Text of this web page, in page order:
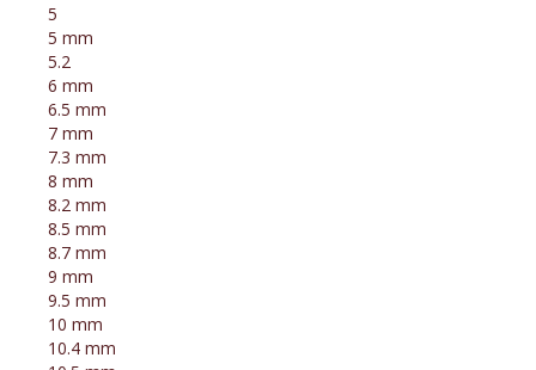
5
5 mm
5.2
6 mm
6.5 mm
7 mm
7.3 mm
8 mm
8.2 mm
8.5 mm
8.7 mm
9 mm
9.5 mm
10 mm
10.4 mm